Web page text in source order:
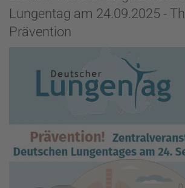
Lungentag am 24.09.2025 -
Prävention